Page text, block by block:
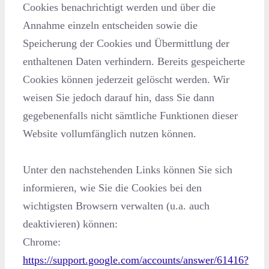
Cookies benachrichtigt werden und über die
Annahme einzeln entscheiden sowie die
Speicherung der Cookies und Übermittlung der
enthaltenen Daten verhindern. Bereits gespeicherte
Cookies können jederzeit gelöscht werden. Wir
weisen Sie jedoch darauf hin, dass Sie dann
gegebenenfalls nicht sämtliche Funktionen dieser
Website vollumfänglich nutzen können.
Unter den nachstehenden Links können Sie sich
informieren, wie Sie die Cookies bei den
wichtigsten Browsern verwalten (u.a. auch
deaktivieren) können:
Chrome:
https://support.google.com/accounts/answer/61416?